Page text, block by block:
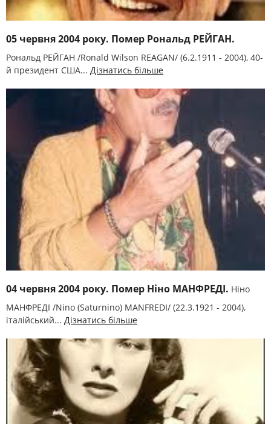
05 червня 2004 року. Помер Рональд РЕЙГАН.
Рональд РЕЙГАН /Ronald Wіlson REAGAN/ (6.2.1911 - 2004), 40-
й президент США... Дізнатись більше
04 червня 2004 року. Помер Ніно МАНФРЕДІ. Ніно
МАНФРЕДІ /Nіno (Saturnіno) MANFREDІ/ (22.3.1921 - 2004),
італійський... Дізнатись більше